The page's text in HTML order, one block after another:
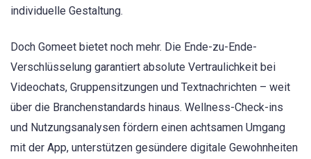
individuelle Gestaltung.
Doch Gomeet bietet noch mehr. Die Ende-zu-Ende-
Verschlüsselung garantiert absolute Vertraulichkeit bei
Videochats, Gruppensitzungen und Textnachrichten – weit
über die Branchenstandards hinaus. Wellness-Check-ins
und Nutzungsanalysen fördern einen achtsamen Umgang
mit der App, unterstützen gesündere digitale Gewohnheiten